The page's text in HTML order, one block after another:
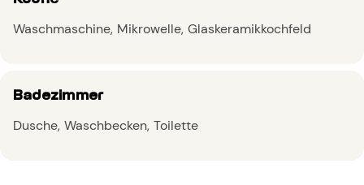
Waschmaschine Mikrowelle Glaskeramikkochfeld
Badezimmer
Dusche Waschbecken Toilette